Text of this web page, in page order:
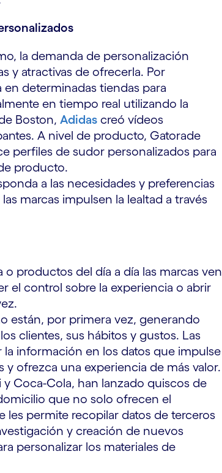
la demanda de personalización
y atractivas de ofrecerla. Por
determinadas tiendas para
en tiempo real utilizando la
Boston, Adidas creó vídeos
A nivel de producto, Gatorade
perfiles de sudor personalizados para
producto.
a las necesidades y preferencias
marcas impulsen la lealtad a través
productos del día a día las marcas ven
el control sobre la experiencia o abrir
están, por primera vez, generando
clientes, sus hábitos y gustos. Las
información en los datos que impulse
ofrezca una experiencia de más valor.
Coca-Cola, han lanzado quiscos de
que no solo ofrecen el
permite recopilar datos de terceros
y creación de nuevos
personalizar los materiales de